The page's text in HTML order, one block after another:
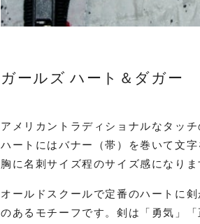
ガールズ ハート＆ダガー
アメリカントラディショナルなタッ
ハートにはバナー（帯）を巻いて文字
胸に名刺サイズ程のサイズ感になりま
オールドスクールで定番のハートに
のあるモチーフです。剣は「勇気」